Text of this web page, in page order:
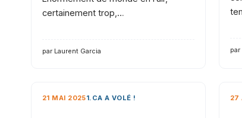
certainement trop,…
par Laurent Garcia
21 MAI 20251.CA A VOLÉ ! 27